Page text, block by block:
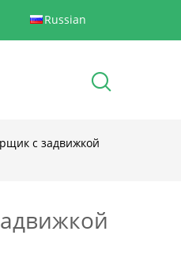
Russian
с задвижкой